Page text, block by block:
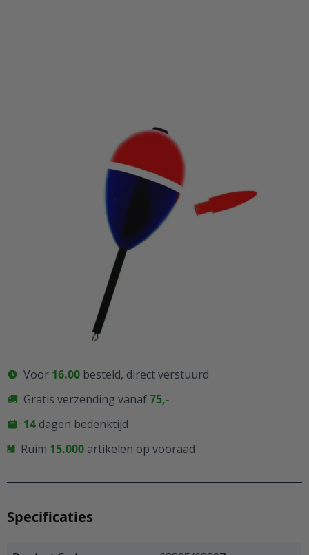
Persoonlijk advies? Bel ons!
+31 (0)77 35 42 128
Voor 16.00 besteld, direct verstuurd
Gratis verzending vanaf75,-
14 dagen bedenktijd
Ruim 15.000 artikelen op vooraad
Specificaties